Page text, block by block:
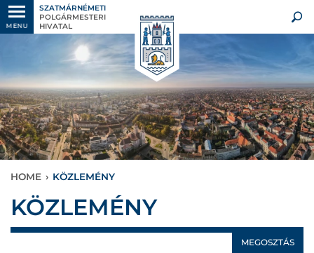
MENU
SZATMÁRNÉMETI
POLGÁRMESTERI
HIVATAL
HOME › KÖZLEMÉNY
KÖZLEMÉNY
MEGOSZTÁS